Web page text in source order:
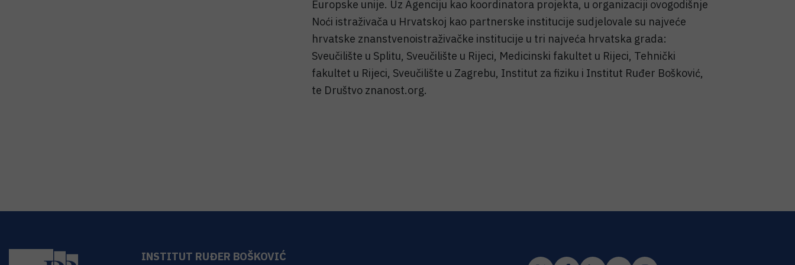
Europske unije. Uz Agenciju kao koordinatora projekta, u organizaciji ovogodišnje
Noći istraživača u Hrvatskoj kao partnerske institucije sudjelovale su najveće
hrvatske znanstvenoistraživačke institucije u tri najveća hrvatska grada:
Sveučilište u Splitu, Sveučilište u Rijeci, Medicinski fakultet u Rijeci, Tehnički
fakultet u Rijeci, Sveučilište u Zagrebu, Institut za fiziku i Institut Ruđer Bošković,
te Društvo znanost.org.
INSTITUT RUĐER BOŠKOVIĆ